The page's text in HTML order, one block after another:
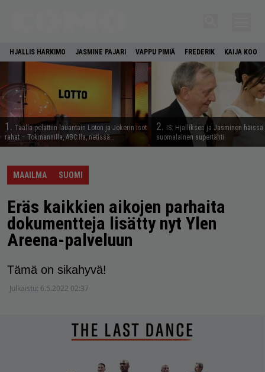
HJALLIS HARKIMO JASMINE PAJARI VAPPU PIMIÄ FREDERIK KAIJA KOO
1. Täällä pelattiin lauantain Loton ja Jokerin isot
rahat – Tokmannilla, ABC:lla, netissä…
2.
IS: Hjalliksen ja Jasminen häissä
suomalainen supertähti
MAAILMA SUOMI
Eräs kaikkien aikojen parhaita
dokumentteja lisätty nyt Ylen
Areena-palveluun
Tämä on sikahyvä!
Julkaistu: 6.5.2022 02:37